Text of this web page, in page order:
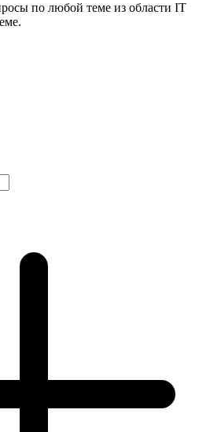
по любой теме из области IT